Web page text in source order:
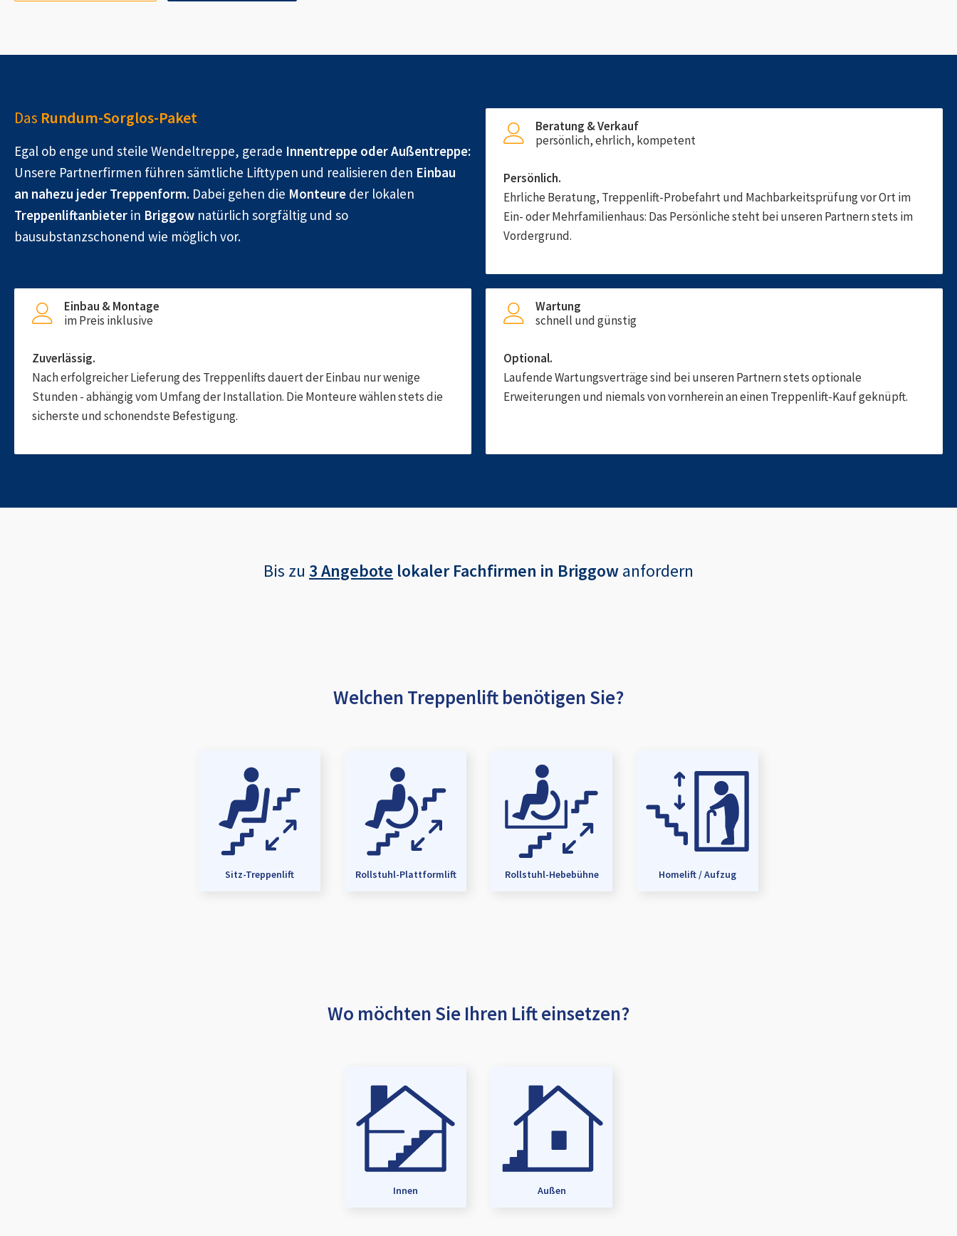
Das Rundum-Sorglos-Paket
Egal ob enge und steile Wendeltreppe, gerade Innentreppe oder Außentreppe:
Unsere Partnerfirmen führen sämtliche Lifttypen und realisieren den Einbau
an nahezu jeder Treppenform. Dabei gehen die Monteure der lokalen
Treppenliftanbieter in Briggow natürlich sorgfältig und so
bausubstanzschonend wie möglich vor.
Beratung & Verkauf
persönlich, ehrlich, kompetent
Persönlich.
Ehrliche Beratung, Treppenlift-Probefahrt und Machbarkeitsprüfung vor Ort im
Ein- oder Mehrfamilienhaus: Das Persönliche steht bei unseren Partnern stets im
Vordergrund.
Einbau & Montage
im Preis inklusive
Zuverlässig.
Nach erfolgreicher Lieferung des Treppenlifts dauert der Einbau nur wenige
Stunden - abhängig vom Umfang der Installation. Die Monteure wählen stets die
sicherste und schonendste Befestigung.
Wartung
schnell und günstig
Optional.
Laufende Wartungsverträge sind bei unseren Partnern stets optionale
Erweiterungen und niemals von vornherein an einen Treppenlift-Kauf geknüpft.
Bis zu 3 Angebote lokaler Fachfirmen in Briggowanfordern
Welchen Treppenlift benötigen Sie?
Sitz-Treppenlift Rollstuhl-Plattformlift Rollstuhl-Hebebühne Homelift / Aufzug
Wo möchten Sie Ihren Lift einsetzen?
Innen Außen